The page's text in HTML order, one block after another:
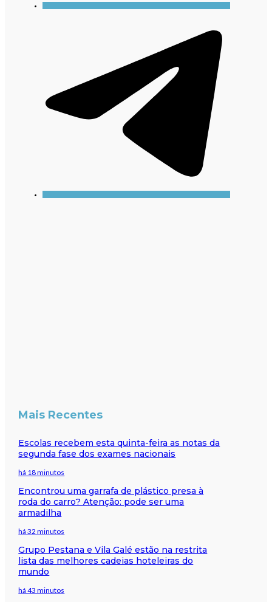
Mais Recentes
Escolas recebem esta quinta-feira as notas da
segunda fase dos exames nacionais
há 18 minutos
Encontrou uma garrafa de plástico presa à
roda do carro? Atenção: pode ser uma
armadilha
há 32 minutos
Grupo Pestana e Vila Galé estão na restrita
lista das melhores cadeias hoteleiras do
mundo
há 43 minutos